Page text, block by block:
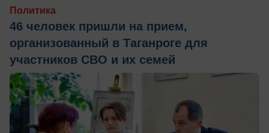
Политика
46 человек пришли на прием,
организованный в Таганроге для
участников СВО и их семей